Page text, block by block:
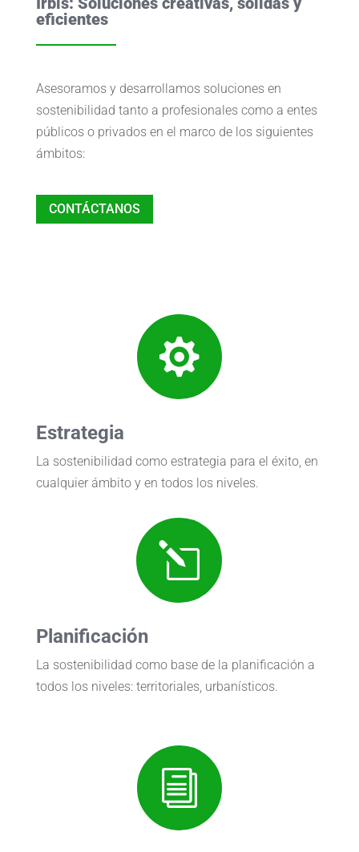
eficientes
Asesoramos y desarrollamos soluciones en
sostenibilidad tanto a profesionales como a entes
públicos o privados en el marco de los siguientes
ámbitos:
CONTÁCTANOS

Estrategia
La sostenibilidad como estrategia para el éxito, en
cualquier ámbito y en todos los niveles.
l
Planificación
La sostenibilidad como base de la planificación a
todos los niveles: territoriales, urbanísticos.
i